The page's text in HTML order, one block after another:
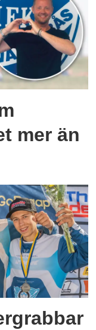
mer än